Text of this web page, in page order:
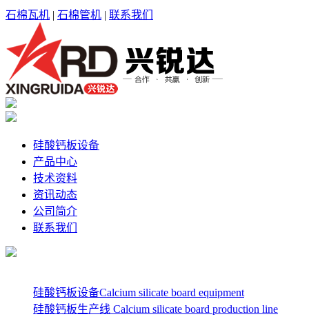
石棉瓦机 | 石棉管机 | 联系我们
硅酸钙板设备
产品中心
技术资料
资讯动态
公司简介
联系我们
硅酸钙板设备Calcium silicate board equipment
硅酸钙板生产线 Calcium silicate board production line